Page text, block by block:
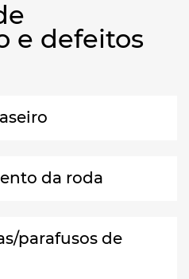
e defeitos
da roda
parafusos de